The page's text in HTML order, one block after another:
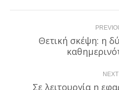
navigation
Θετική σκέψη: η
NEXT
Σε λειτουργία η